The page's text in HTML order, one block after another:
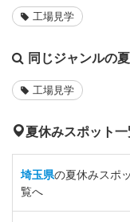
工場見学
同じジャンルの
工場見学
夏休みスポット
埼玉県の夏休みスポ
覧へ